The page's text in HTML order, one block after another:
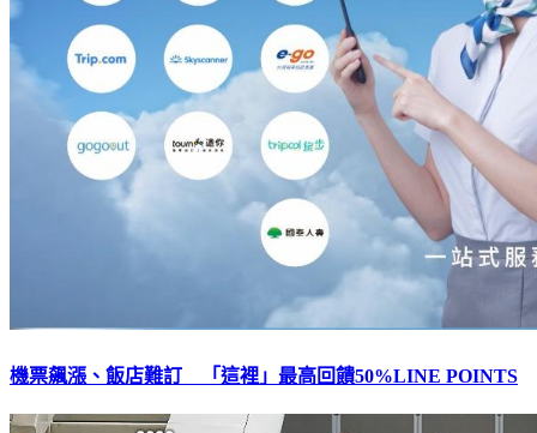
機票飆漲、飯店難訂 「這裡」最高回饋50%LINE POINTS